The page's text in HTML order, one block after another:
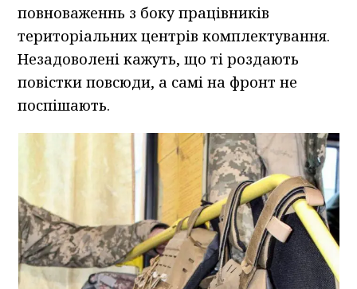
повноваженнь з боку працівників
територіальних центрів комплектування.
Незадоволені кажуть, що ті роздають
повістки повсюди, а самі на фронт не
поспішають.